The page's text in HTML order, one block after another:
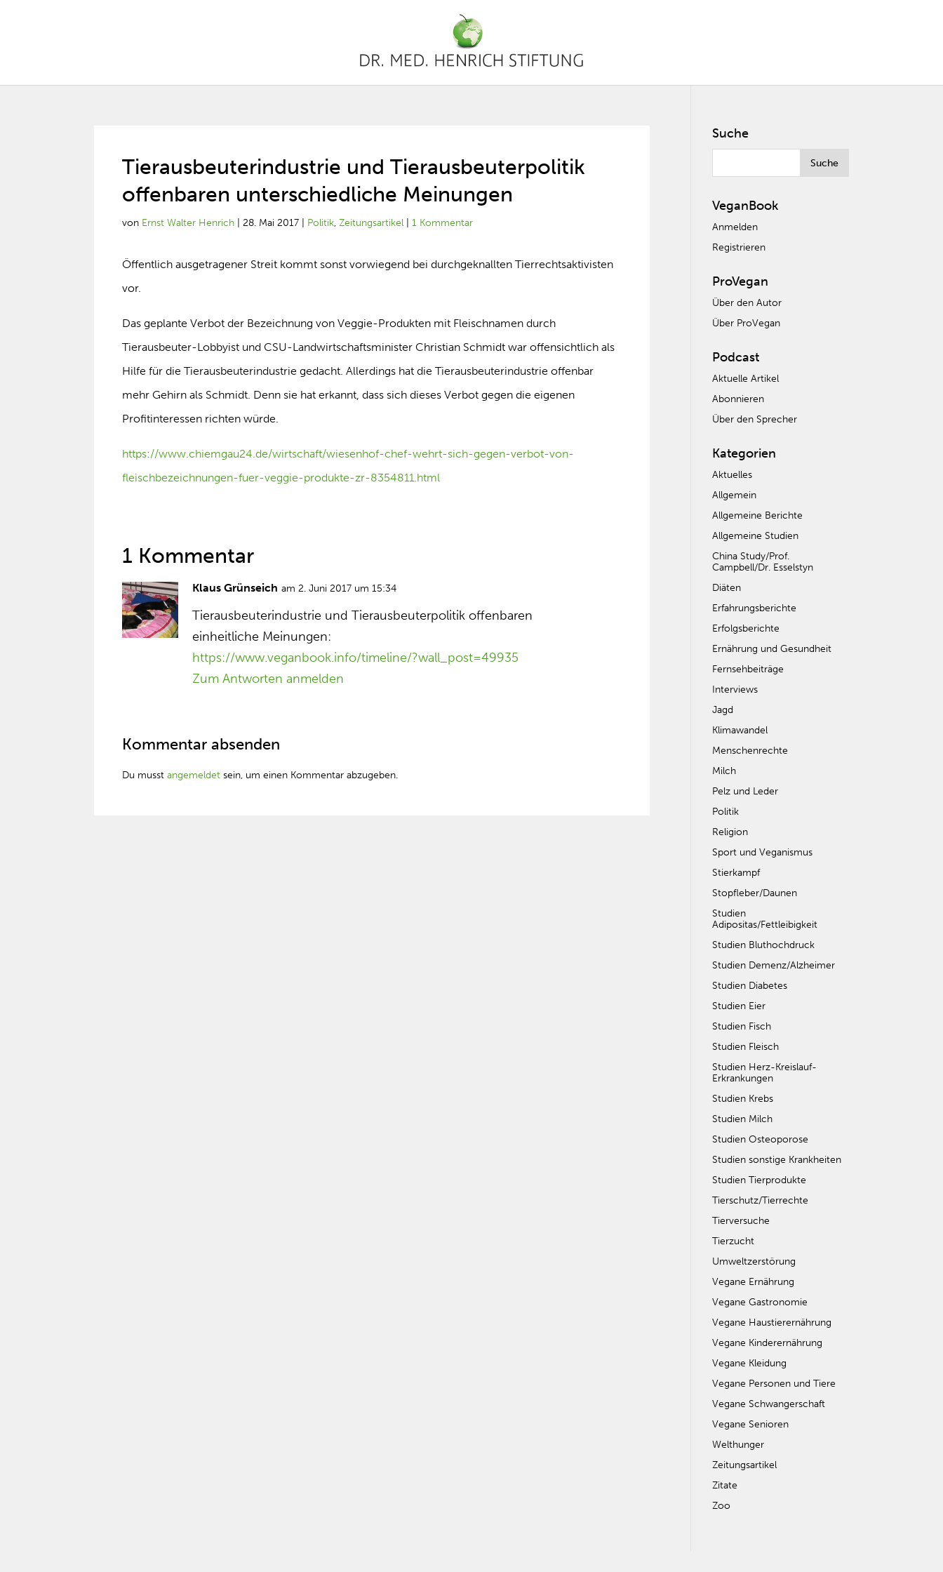
Tierausbeuterindustrie und Tierausbeuterpolitik
offenbaren unterschiedliche Meinungen
von Ernst Walter Henrich |28. Mai 2017 Politik,Zeitungsartikel |1 Kommentar
Öffentlich ausgetragener Streit kommt sonst vorwiegend bei durchgeknallten Tierrechtsaktivisten
vor.
Das geplante Verbot der Bezeichnung von Veggie-Produkten mit Fleischnamen durch
Tierausbeuter-Lobbyist und CSU-Landwirtschaftsminister Christian Schmidt war offensichtlich als
Hilfe für die Tierausbeuterindustrie gedacht. Allerdings hat die Tierausbeuterindustrie offenbar
mehr Gehirn als Schmidt. Denn sie hat erkannt, dass sich dieses Verbot gegen die eigenen
Profitinteressen richten würde.
https://www.chiemgau24.de/wirtschaft/wiesenhof-chef-wehrt-sich-gegen-verbot-von-
fleischbezeichnungen-fuer-veggie-produkte-zr-8354811.html
1 Kommentar
Klaus Grünseich am 2. Juni 2017 um 15:34
Tierausbeuterindustrie und Tierausbeuterpolitik offenbaren
einheitliche Meinungen:
https://www.veganbook.info/timeline/?wall_post=49935
Zum Antworten anmelden
Kommentar absenden
Du musstangemeldet sein, um einen Kommentar abzugeben.
Suche
VeganBook
Anmelden
Registrieren
ProVegan
Über den Autor
Über ProVegan
Podcast
Aktuelle Artikel
Abonnieren
Über den Sprecher
Kategorien
Aktuelles
Allgemein
Allgemeine Berichte
Allgemeine Studien
China Study/Prof.
Campbell/Dr. Esselstyn
Diäten
Erfahrungsberichte
Erfolgsberichte
Ernährung und Gesundheit
Fernsehbeiträge
Interviews
Jagd
Klimawandel
Menschenrechte
Milch
Pelz und Leder
Politik
Religion
Sport und Veganismus
Stierkampf
Stopfleber/Daunen
Studien
Adipositas/Fettleibigkeit
Studien Bluthochdruck
Studien Demenz/Alzheimer
Studien Diabetes
Studien Eier
Studien Fisch
Studien Fleisch
Studien Herz-Kreislauf-
Erkrankungen
Studien Krebs
Studien Milch
Studien Osteoporose
Studien sonstige Krankheiten
Studien Tierprodukte
Tierschutz/Tierrechte
Tierversuche
Tierzucht
Umweltzerstörung
Vegane Ernährung
Vegane Gastronomie
Vegane Haustierernährung
Vegane Kinderernährung
Vegane Kleidung
Vegane Personen und Tiere
Vegane Schwangerschaft
Vegane Senioren
Welthunger
Zeitungsartikel
Zitate
Zoo